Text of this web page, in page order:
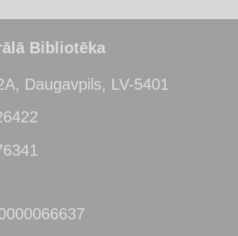
Bibliotēka
Daugavpils, LV-5401